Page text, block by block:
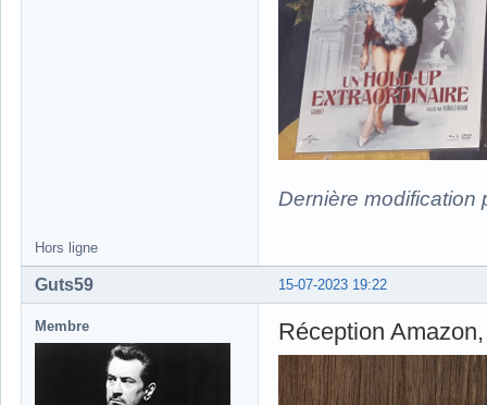
Dernière modification
Hors ligne
15-07-2023 19:22
Guts59
Membre Réception